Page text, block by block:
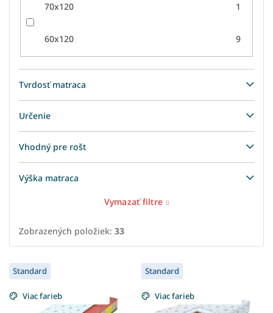
70x120 1
60x120 9
Tvrdosť matraca
Určenie
Vhodný pre rošt
Výška matraca
Vymazať filtre
Zobrazených položiek: 33
V
ý
p
i
Standard
Viac farieb
Standard
Viac farieb